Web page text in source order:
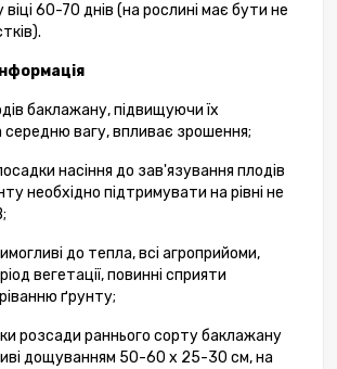
60-70 днів (на рослині має бути не
баклажану, підвищуючи їх
середню вагу, впливає зрошення;
насіння до зав'язування плодів
необхідно підтримувати на рівні не
до тепла, всі агроприйоми,
вегетації, повинні сприяти
ґрунту;
розсади раннього сорту баклажану
дощуванням 50-60 х 25-30 см, на